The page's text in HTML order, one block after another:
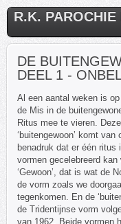
R.K.
DE
DEEL 1 -
Al een aantal weken is
de Mis in de
Ritus mee te vieren.
‘buitengewoon’ komt van
benadruk dat er één ritus
vormen gecelebreerd kan
‘Gewoon’, dat is wat de
de vorm zoals we
tegenkomen. En de
de Tridentijnse vorm
van 1962. Beide vormen